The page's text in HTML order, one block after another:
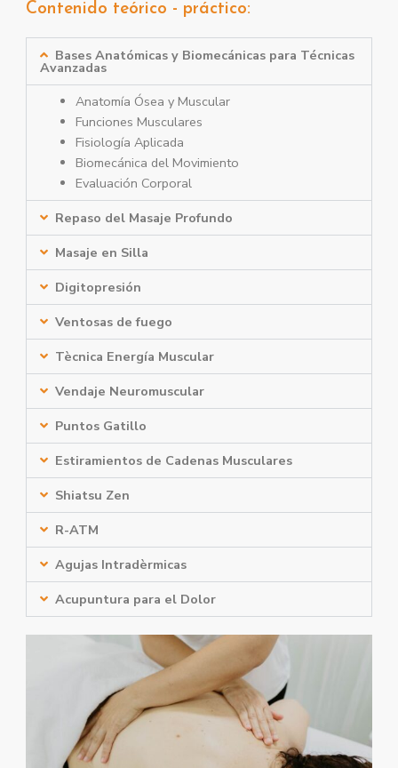
Contenido teórico - práctico:
Bases Anatómicas y Biomecánicas para Técnicas
Avanzadas
Anatomía Ósea y Muscular
Funciones Musculares
Fisiología Aplicada
Biomecánica del Movimiento
Evaluación Corporal
Repaso del Masaje Profundo
Masaje en Silla
Digitopresión
Ventosas de fuego
Tècnica Energía Muscular
Vendaje Neuromuscular
Puntos Gatillo
Estiramientos de Cadenas Musculares
Shiatsu Zen
R-ATM
Agujas Intradèrmicas
Acupuntura para el Dolor